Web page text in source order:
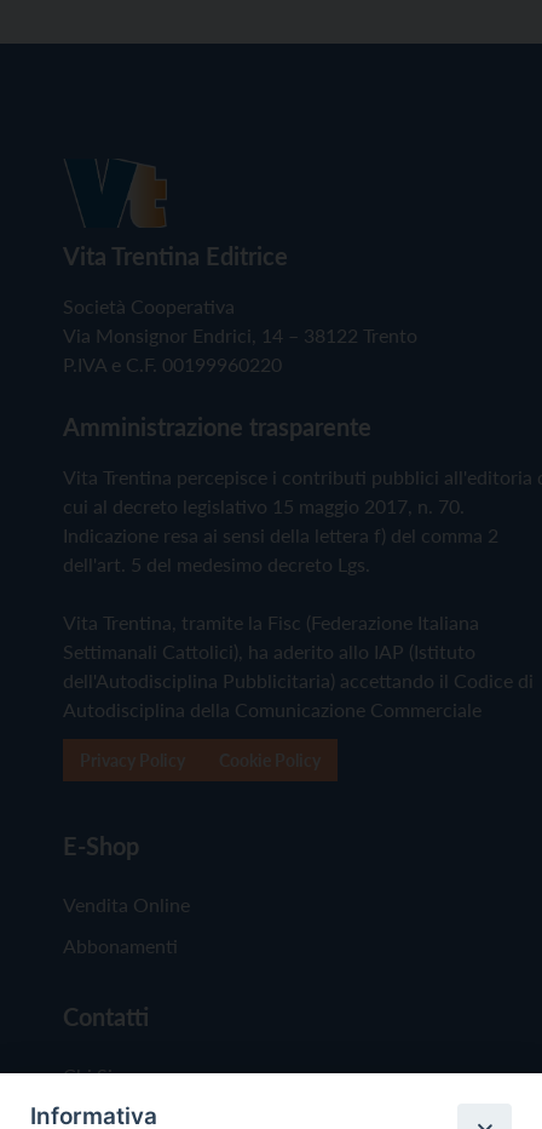
Vita Trentina Editrice
Società Cooperativa
Via Monsignor Endrici, 14 – 38122 Trento
P.IVA e C.F. 00199960220
Amministrazione trasparente
Vita Trentina percepisce i contributi pubblici all'editoria
cui al decreto legislativo 15 maggio 2017, n. 70.
Indicazione resa ai sensi della lettera f) del comma 2
dell'art. 5 del medesimo decreto Lgs.
Vita Trentina, tramite la Fisc (Federazione Italiana
Settimanali Cattolici), ha aderito allo IAP (Istituto
dell'Autodisciplina Pubblicitaria) accettando il Codice di
Autodisciplina della Comunicazione Commerciale
E-Shop
Vendita Online
Abbonamenti
Contatti
Chi Siamo
Redazione
Informativa